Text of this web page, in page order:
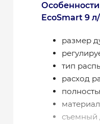
EcoSmart 9
размер
тип
расход
съемный